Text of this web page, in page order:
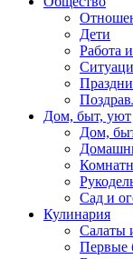
Дети
Работа
Дом, быт, уют
Дом,
Сад и
Кулинария
Салаты
Первые